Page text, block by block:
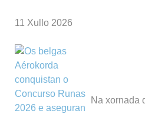
11 Xullo 2026
Na xornada